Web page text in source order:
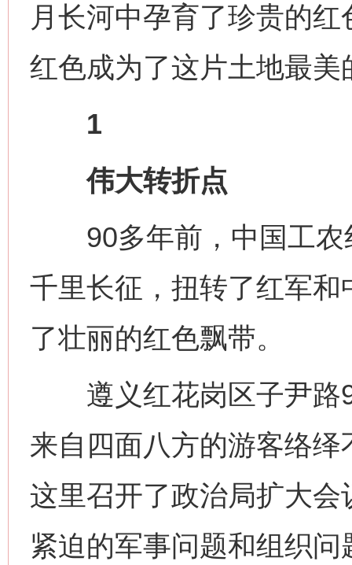
月长河中孕育了珍贵的
红色成为了这片土地最美
1
伟大转折点
90多年前，中国工农
千里长征，扭转了红军
了壮丽的红色飘带。
遵义红花岗区子尹路
来自四面八方的游客络
这里召开了政治局扩大
紧迫的军事问题和组织问